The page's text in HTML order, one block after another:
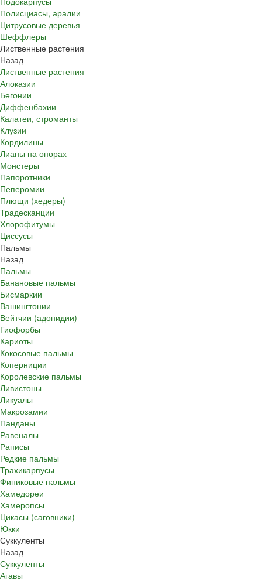
Полисциасы, аралии
Цитрусовые деревья
Шеффлеры
Лиственные растения
Назад
Лиственные растения
Алоказии
Бегонии
Диффенбахии
Калатеи, строманты
Клузии
Кордилины
Лианы на опорах
Монстеры
Папоротники
Пеперомии
Плющи (хедеры)
Традесканции
Хлорофитумы
Циссусы
Пальмы
Назад
Пальмы
Банановые пальмы
Бисмаркии
Вашингтонии
Вейтчии (адонидии)
Гиофорбы
Кариоты
Кокосовые пальмы
Коперниции
Королевские пальмы
Ливистоны
Ликуалы
Макрозамии
Панданы
Равеналы
Раписы
Редкие пальмы
Трахикарпусы
Финиковые пальмы
Хамедореи
Хамеропсы
Цикасы (саговники)
Юкки
Суккуленты
Назад
Суккуленты
Агавы